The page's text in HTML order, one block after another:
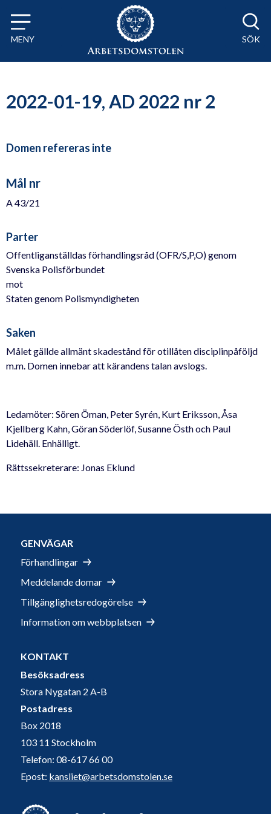
Till innehåll på sidan x
MENY SÖK
2022-01-19, AD 2022 nr 2
Domen refereras inte
Mål nr
A 43/21
Parter
Offentliganställdas förhandlingsråd (OFR/S,P,O) genom
Svenska Polisförbundet
mot
Staten genom Polismyndigheten
Saken
Målet gällde allmänt skadestånd för otillåten disciplinpåföljd
m.m. Domen innebar att kärandens talan avslogs.
Ledamöter: Sören Öman, Peter Syrén, Kurt Eriksson, Åsa
Kjellberg Kahn, Göran Söderlöf, Susanne Östh och Paul
Lidehäll. Enhälligt.
Rättssekreterare: Jonas Eklund
GENVÄGAR
Förhandlingar
Meddelande domar
Tillgänglighetsredogörelse
Information om webbplatsen
KONTAKT
Besöksadress
Stora Nygatan 2 A-B
Postadress
Box 2018
103 11 Stockholm
Telefon: 08-617 66 00
Epost: kansliet@arbetsdomstolen.se